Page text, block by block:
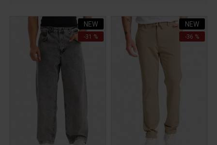
NEW
-31 %
NEW
-36 %